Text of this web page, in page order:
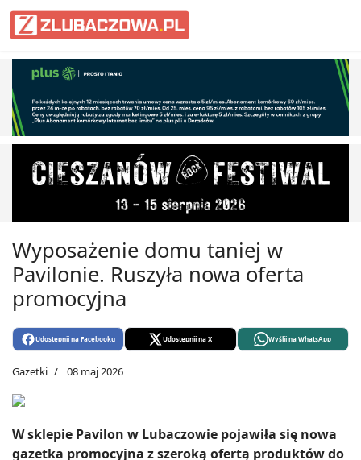
Wyposażenie domu taniej w
Pavilonie. Ruszyła nowa oferta
promocyjna
Udostępnij na Facebooku Udostępnij na X Wyślij na WhatsApp
Gazetki 08 maj 2026
W sklepie Pavilon w Lubaczowie pojawiła się nowa
gazetka promocyjna z szeroką ofertą produktów do